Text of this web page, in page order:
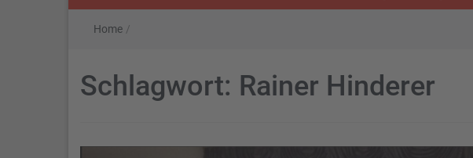
Home /
Schlagwort: Rainer Hinderer